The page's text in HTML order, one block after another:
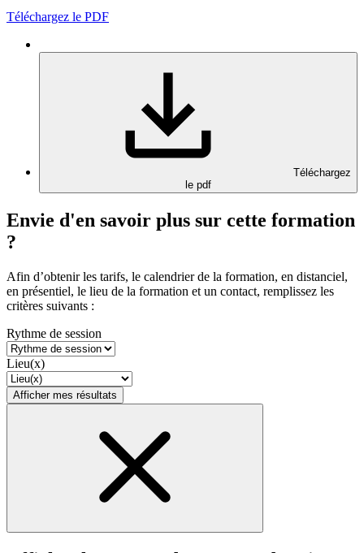
Téléchargez le PDF
Téléchargez
le pdf
Envie d'en savoir plus sur cette formation
?
Afin d’obtenir les tarifs, le calendrier de la formation, en distanciel,
en présentiel, le lieu de la formation et un contact, remplissez les
critères suivants :
Rythme de session
Lieu(x)
Afficher mes résultats